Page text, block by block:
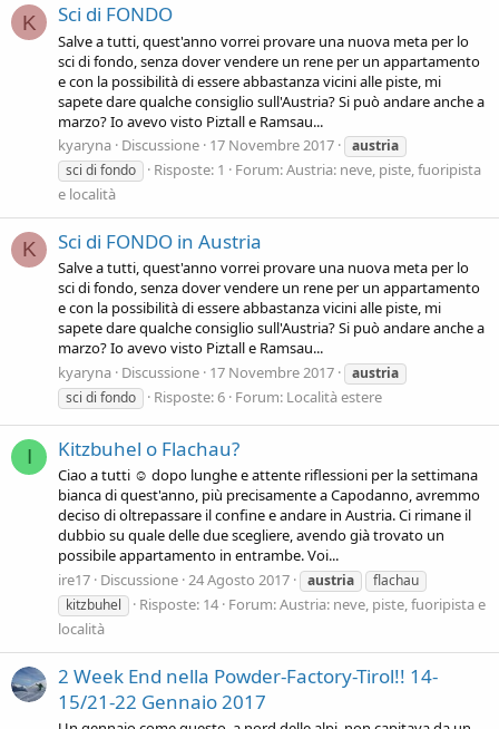
K Sci di FONDO
Salve a tutti, quest'anno vorrei provare una nuova meta per lo
sci di fondo, senza dover vendere un rene per un appartamento
e con la possibilità di essere abbastanza vicini alle piste, mi
sapete dare qualche consiglio sull'Austria? Si può andare anche a
marzo? Io avevo visto Piztall e Ramsau...
kyaryna Discussione 17 Novembre 2017
austria
sci di fondo
Risposte: 1 Forum:Austria: neve, piste, fuoripista
e località
K Sci di FONDO in Austria
Salve a tutti, quest'anno vorrei provare una nuova meta per lo
sci di fondo, senza dover vendere un rene per un appartamento
e con la possibilità di essere abbastanza vicini alle piste, mi
sapete dare qualche consiglio sull'Austria? Si può andare anche a
marzo? Io avevo visto Piztall e Ramsau...
kyaryna Discussione 17 Novembre 2017
austria
sci di fondo
Risposte: 6 Forum: Località estere
I Kitzbuhel o Flachau?
Ciao a tutti ☺️ dopo lunghe e attente riflessioni per la settimana
bianca di quest'anno, più precisamente a Capodanno, avremmo
deciso di oltrepassare il confine e andare in Austria. Ci rimane il
dubbio su quale delle due scegliere, avendo già trovato un
possibile appartamento in entrambe. Voi...
ire17 Discussione 24 Agosto 2017 austria
flachau
kitzbuhel
Risposte: 14 Forum:Austria: neve, piste, fuoripista e
località
2 Week End nella Powder-Factory-Tirol!! 14-
15/21-22 Gennaio 2017